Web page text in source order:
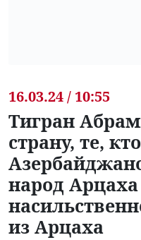
16.03.24 / 10:55
Тигран
страну, те,
народ Арцаха
из Арцаха